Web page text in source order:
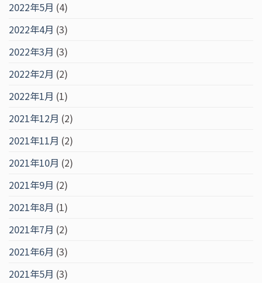
2022年5月 (4)
2022年4月 (3)
2022年3月 (3)
2022年2月 (2)
2022年1月 (1)
2021年12月 (2)
2021年11月 (2)
2021年10月 (2)
2021年9月 (2)
2021年8月 (1)
2021年7月 (2)
2021年6月 (3)
2021年5月 (3)